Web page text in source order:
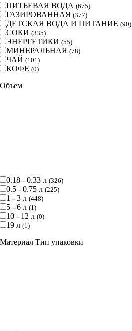
ПИТЬЕВАЯ ВОДА (675)
ГАЗИРОВАННАЯ (377)
ДЕТСКАЯ ВОДА И ПИТАНИЕ (90)
СОКИ (335)
ЭНЕРГЕТИКИ (55)
МИНЕРАЛЬНАЯ (78)
ЧАЙ (101)
КОФЕ (0)
Объем
0.18 - 0.33 л (326)
0.5 - 0.75 л (225)
1 - 3 л (448)
5 - 6 л (1)
10 - 12 л (0)
19 л (1)
Материал Тип упаковки